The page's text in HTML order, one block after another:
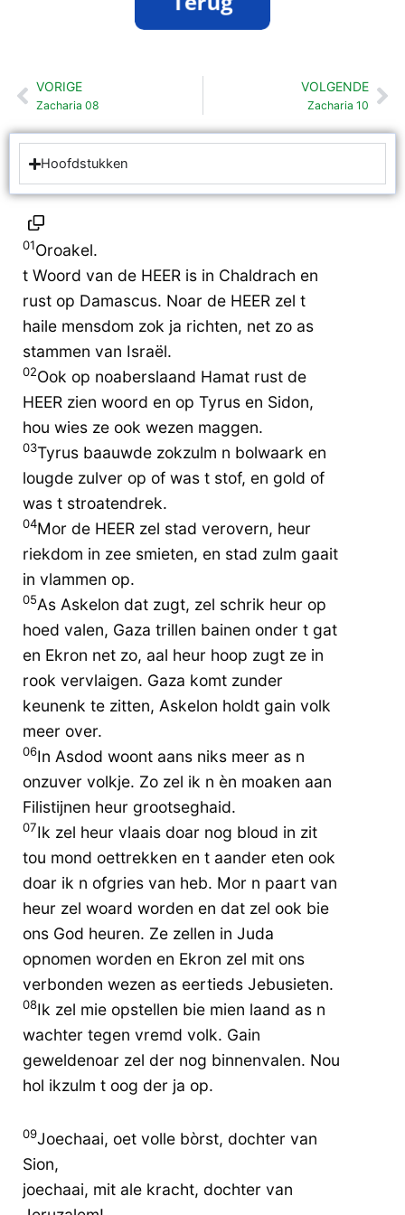
Vorige
VORIGE
Zacharia 08
VOLGENDE
Zacharia 10
Hoofdstukken
01Oroakel.
t Woord van de HEER is in Chaldrach en
rust op Damascus. Noar de HEER zel t
haile mensdom zok ja richten, net zo as
stammen van Israël.
02Ook op noaberslaand Hamat rust de
HEER zien woord en op Tyrus en Sidon,
hou wies ze ook wezen maggen.
03Tyrus baauwde zokzulm n bolwaark en
lougde zulver op of was t stof, en gold of
was t stroatendrek.
04Mor de HEER zel stad verovern, heur
riekdom in zee smieten, en stad zulm gaait
in vlammen op.
05As Askelon dat zugt, zel schrik heur op
hoed valen, Gaza trillen bainen onder t gat
en Ekron net zo, aal heur hoop zugt ze in
rook vervlaigen. Gaza komt zunder
keunenk te zitten, Askelon holdt gain volk
meer over.
06In Asdod woont aans niks meer as n
onzuver volkje. Zo zel ik n èn moaken aan
Filistijnen heur grootseghaid.
07Ik zel heur vlaais doar nog bloud in zit
tou mond oettrekken en t aander eten ook
doar ik n ofgries van heb. Mor n paart van
heur zel woard worden en dat zel ook bie
ons God heuren. Ze zellen in Juda
opnomen worden en Ekron zel mit ons
verbonden wezen as eertieds Jebusieten.
08Ik zel mie opstellen bie mien laand as n
wachter tegen vremd volk. Gain
geweldenoar zel der nog binnenvalen. Nou
hol ikzulm t oog der ja op.
09Joechaai, oet volle bòrst, dochter van
Sion,
joechaai, mit ale kracht, dochter van